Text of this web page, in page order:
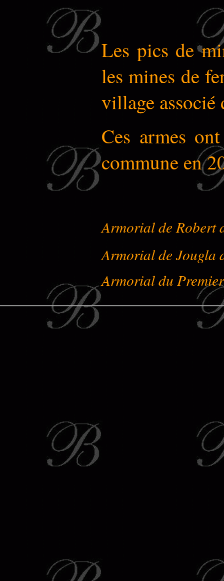
Les pics de
les mines de
village
Ces armes
commune en
Armorial de Robert
Armorial de Jougla
Armorial du